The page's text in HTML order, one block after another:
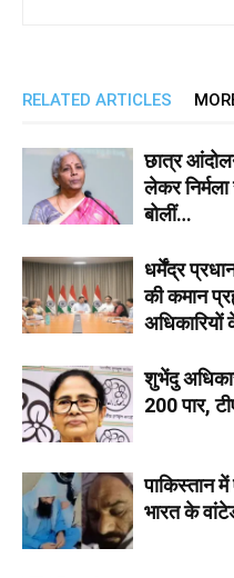
RELATED ARTICLES
छात्र
लेकर
बोलीं…
धर्मेंद्र
की कमान
शुभेंदु
200 पार,
पाकिस्तान
भारत के